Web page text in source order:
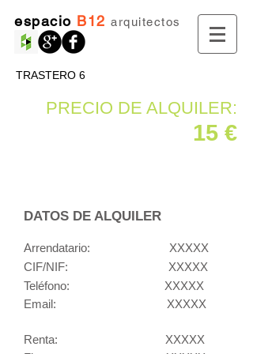
espacio B12 arquitectos
TRASTERO 6
PRECIO DE ALQUILER:
15 €
DATOS DE ALQUILER
Arrendatario:
XXXXX
CIF/NIF:
XXXXX
Teléfono: XXXXX
Email: XXXXX
Renta: XXXXX